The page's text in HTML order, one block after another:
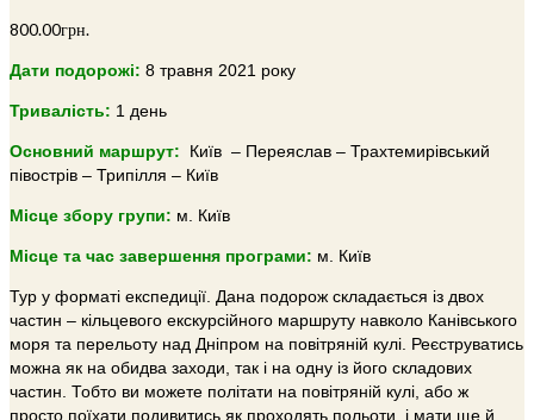
800.00грн.
Дати подорожі: 8 травня 2021 року
Тривалість: 1 день
Основний маршрут: Київ – Переяслав – Трахтемирівський
півострів – Трипілля – Київ
Місце збору групи: м. Київ
Місце та час завершення програми: м. Київ
Тур у форматі експедиції. Дана подорож складається із двох
частин – кільцевого екскурсійного маршруту навколо Канівського
моря та перельоту над Дніпром на повітряній кулі. Реєструватись
можна як на обидва заходи, так і на одну із його складових
частин. Тобто ви можете політати на повітряній кулі, або ж
просто поїхати подивитись як проходять польоти, і мати ще й